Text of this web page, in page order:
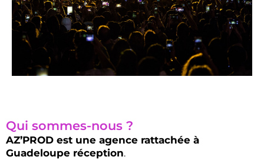
Qui sommes-nous ?
AZ’PROD est une agence rattachée à
Guadeloupe réception.